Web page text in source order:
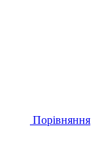
Порівняння